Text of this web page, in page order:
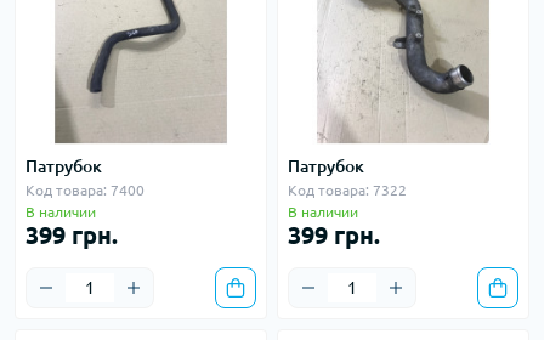
Патрубок
Код товара: 7400
В наличии
399 грн.
Патрубок
Код товара: 7322
В наличии
399 грн.